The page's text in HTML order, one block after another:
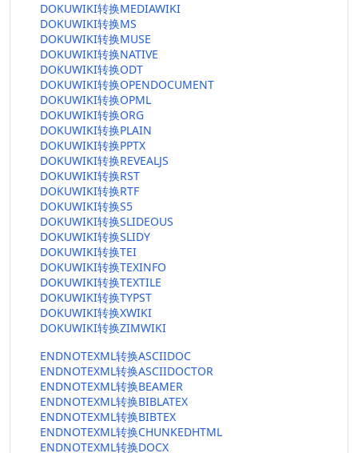
DOKUWIKI转换MEDIAWIKI
DOKUWIKI转换MS
DOKUWIKI转换MUSE
DOKUWIKI转换NATIVE
DOKUWIKI转换ODT
DOKUWIKI转换OPENDOCUMENT
DOKUWIKI转换OPML
DOKUWIKI转换ORG
DOKUWIKI转换PLAIN
DOKUWIKI转换PPTX
DOKUWIKI转换REVEALJS
DOKUWIKI转换RST
DOKUWIKI转换RTF
DOKUWIKI转换S5
DOKUWIKI转换SLIDEOUS
DOKUWIKI转换SLIDY
DOKUWIKI转换TEI
DOKUWIKI转换TEXINFO
DOKUWIKI转换TEXTILE
DOKUWIKI转换TYPST
DOKUWIKI转换XWIKI
DOKUWIKI转换ZIMWIKI
ENDNOTEXML转换ASCIIDOC
ENDNOTEXML转换ASCIIDOCTOR
ENDNOTEXML转换BEAMER
ENDNOTEXML转换BIBLATEX
ENDNOTEXML转换BIBTEX
ENDNOTEXML转换CHUNKEDHTML
ENDNOTEXML转换DOCX